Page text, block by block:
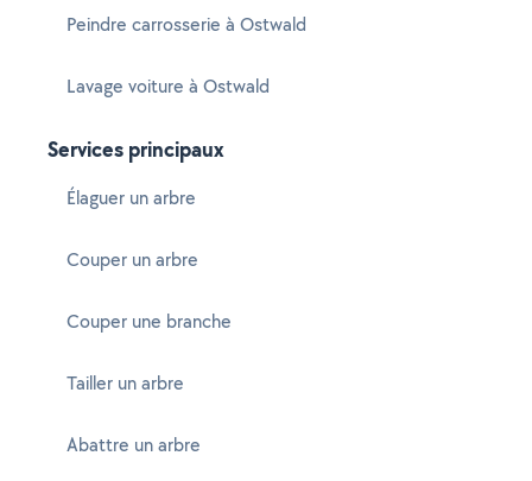
Peindre carrosserie à Ostwald
Lavage voiture à Ostwald
Services principaux
Élaguer un arbre
Couper un arbre
Couper une branche
Tailler un arbre
Abattre un arbre